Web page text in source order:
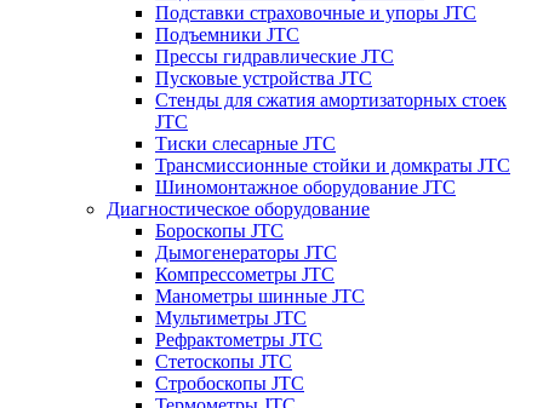
Подставки страховочные и упоры JTC
Подъемники JTC
Прессы гидравлические JTC
Пусковые устройства JTC
Стенды для сжатия амортизаторных стоек
JTC
Тиски слесарные JTC
Трансмиссионные стойки и домкраты JTC
Шиномонтажное оборудование JTC
Диагностическое оборудование
Бороскопы JTC
Дымогенераторы JTC
Компрессометры JTC
Манометры шинные JTC
Мультиметры JTC
Рефрактометры JTC
Стетоскопы JTC
Стробоскопы JTC